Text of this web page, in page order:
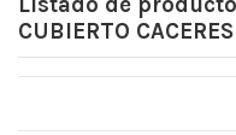
CUBIERTO CACERES